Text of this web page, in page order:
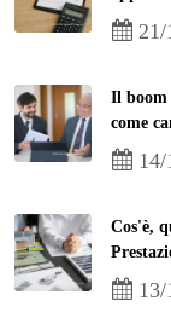
21/
Il boom
come
Cos'è,